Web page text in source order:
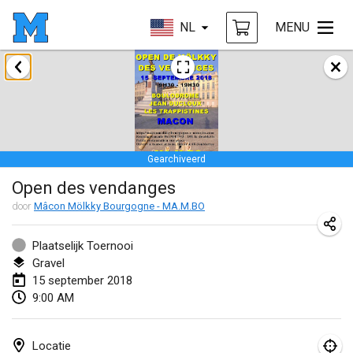
NL MENU
Gearchiveerd
Open des vendanges
door Mâcon Mölkky Bourgogne - MA.M.BO
Plaatselijk Toernooi
Gravel
15 september 2018
9:00 AM
Locatie
januari 2018
Open des rois de Mölkky
Frankrijk
Individuel du Garo
21 jan. 2018|Frankrijk
Tournoi d'Hiver
27 jan. 2018|Frankrijk
Tournoi de Mölkky - Lesfous Dubâtonvaigeois
27 jan. 2018
februari 2018